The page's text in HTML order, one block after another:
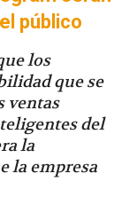
público
los
que se
ventas
del
la
la empresa